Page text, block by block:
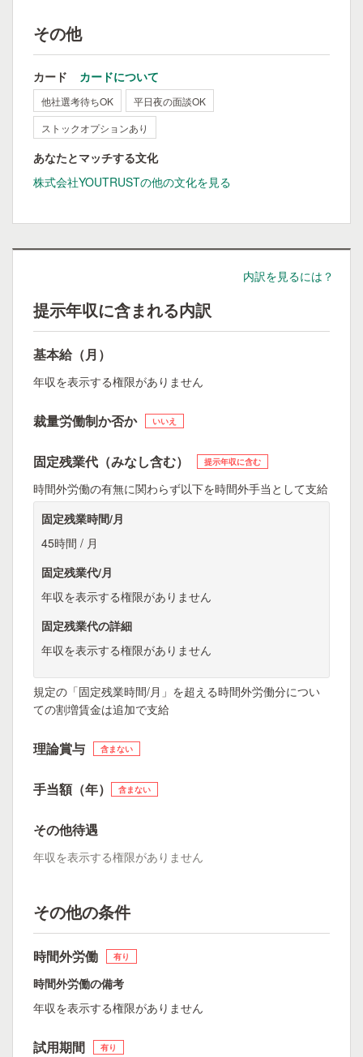
その他
カード カードについて
他社選考待ちOK
平日夜の面談OK
ストックオプションあり
あなたとマッチする文化
株式会社YOUTRUSTの他の文化を見る
内訳を見るには？
提示年収に含まれる内訳
基本給（月）
年収を表示する権限がありません
裁量労働制か否か いいえ
固定残業代（みなし含む） 提示年収に含む
時間外労働の有無に関わらず以下を時間外手当として支給
固定残業時間/月
45時間 / 月
固定残業代/月
年収を表示する権限がありません
固定残業代の詳細
年収を表示する権限がありません
規定の「固定残業時間/月」を超える時間外労働分につい
ての割増賃金は追加で支給
理論賞与 含まない
手当額（年） 含まない
その他待遇
年収を表示する権限がありません
その他の条件
時間外労働 有り
時間外労働の備考
年収を表示する権限がありません
試用期間 有り